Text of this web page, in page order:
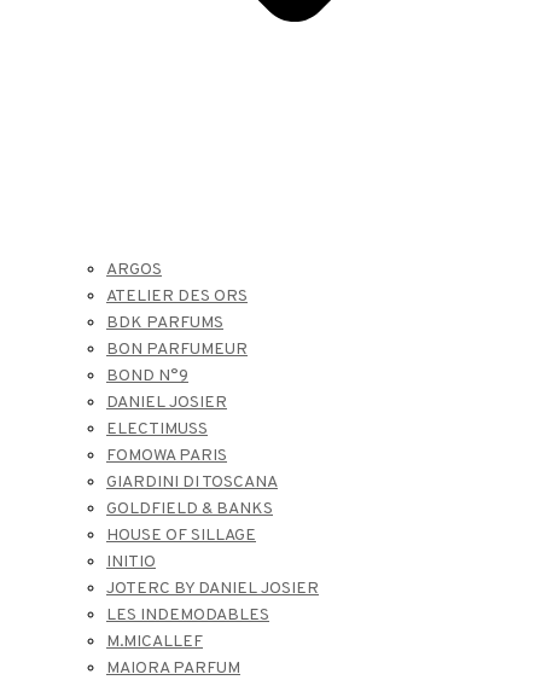
ARGOS
ATELIER DES ORS
BDK PARFUMS
BON PARFUMEUR
BOND N°9
DANIEL JOSIER
ELECTIMUSS
FOMOWA PARIS
GIARDINI DI TOSCANA
GOLDFIELD & BANKS
HOUSE OF SILLAGE
INITIO
JOTERC BY DANIEL JOSIER
LES INDEMODABLES
M.MICALLEF
MAIORA PARFUM